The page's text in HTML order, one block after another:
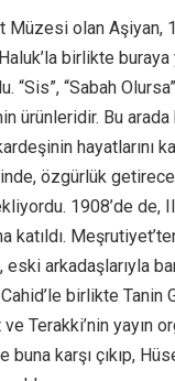
Müzesi olan Aşiyan,
birlikte
“Sis”, “Sabah
ürünleridir. Bu arada
hayatlarını
özgürlük
1908’de de,
katıldı.
eski arkadaşlarıyla
birlikte Tanin
Terakki’nin yayın
karşı çıkıp,